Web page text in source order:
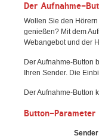
Der Aufnahme-
Wollen Sie den
genießen? Mit dem
Webangebot und der
Der Aufnahme-Button
Ihren Sender. Die
Der Aufnahme-Button
Button-Parameter
Sender